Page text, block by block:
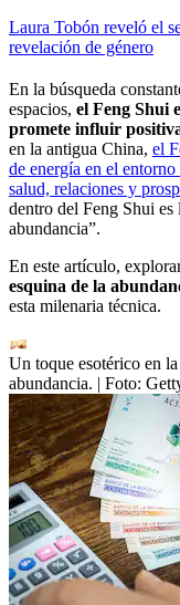
Laura Tobón reveló el
revelación de género
En la búsqueda
espacios, el Feng Shui
promete influir
en la antigua China, el
de energía en el
salud, relaciones y
dentro del Feng Shui
abundancia”.
En este artículo,
esquina de la
esta milenaria técnica.
Un toque esotérico en
abundancia. | Foto: